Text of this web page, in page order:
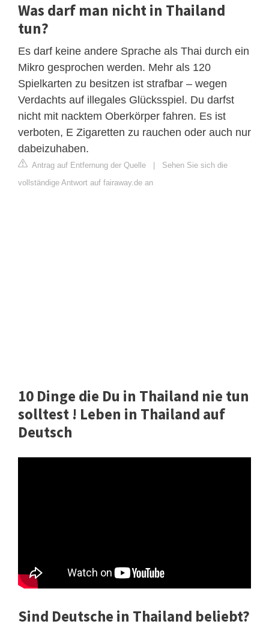
Was darf man nicht in Thailand
tun?
Es darf keine andere Sprache als Thai durch ein
Mikro gesprochen werden. Mehr als 120
Spielkarten zu besitzen ist strafbar – wegen
Verdachts auf illegales Glücksspiel. Du darfst
nicht mit nacktem Oberkörper fahren. Es ist
verboten, E Zigaretten zu rauchen oder auch nur
dabeizuhaben.
Antrag auf Entfernung der Quelle
Sehen Sie sich die
vollständige Antwort auf fairaway.de an
10 Dinge die Du in Thailand nie tun
solltest ! Leben in Thailand auf
Deutsch
Sind Deutsche in Thailand beliebt?